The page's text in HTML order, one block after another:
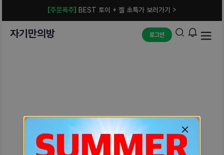
[주문폭주] BEST 토이 + 젤 초특가 보러가기 >
자기만의방 로그인